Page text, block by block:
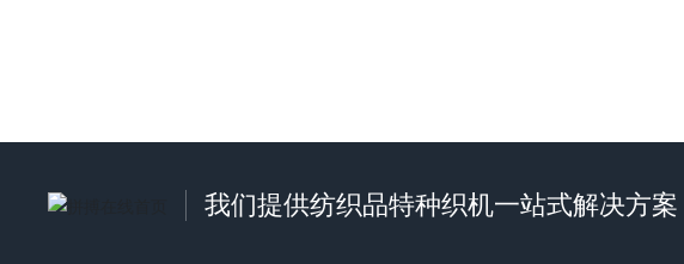
我们提供纺织品特种织机一站式解决方案